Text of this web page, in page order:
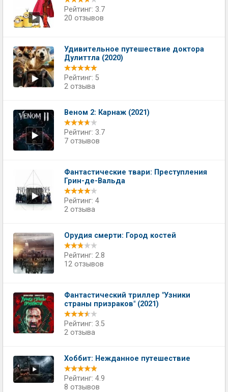
Рейтинг: 3.7
20 отзывов
Удивительное путешествие доктора
Дулиттла (2020)
Рейтинг: 5
2 отзыва
Веном 2: Карнаж (2021)
Рейтинг: 3.7
7 отзывов
Фантастические твари: Преступления
Грин-де-Вальда
Рейтинг: 4
2 отзыва
Орудия смерти: Город костей
Рейтинг: 2.8
12 отзывов
Фантастический триллер "Узники
страны призраков" (2021)
Рейтинг: 3.5
2 отзыва
Хоббит: Нежданное путешествие
Рейтинг: 4.9
8 отзывов